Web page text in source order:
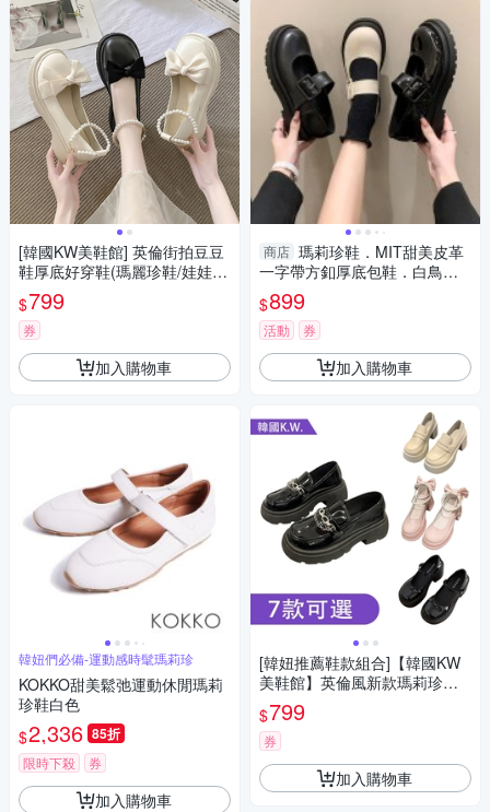
[韓國KW美鞋館] 英倫街拍豆豆
鞋厚底好穿鞋(瑪麗珍鞋/娃娃
鞋/樂福鞋/休閒鞋)
$799
券
加入購物車
韓妞們必備-運動感時髦瑪莉珍
KOKKO甜美鬆弛運動休閒瑪莉
珍鞋白色
$2,336 85折
限時下殺 券
加入購物車
商店 瑪莉珍鞋．MIT甜美皮革
一字帶方釦厚底包鞋．白鳥麗
子
$899
活動 券
加入購物車
[韓妞推薦鞋款組合]【韓國KW
美鞋館】英倫風新款瑪莉珍鞋
(厚底/運動鞋/樂福鞋/休閒鞋女)
$799
券
加入購物車